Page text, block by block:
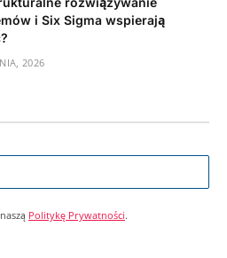
i Six Sigma wspierają
2026
Politykę Prywatności.